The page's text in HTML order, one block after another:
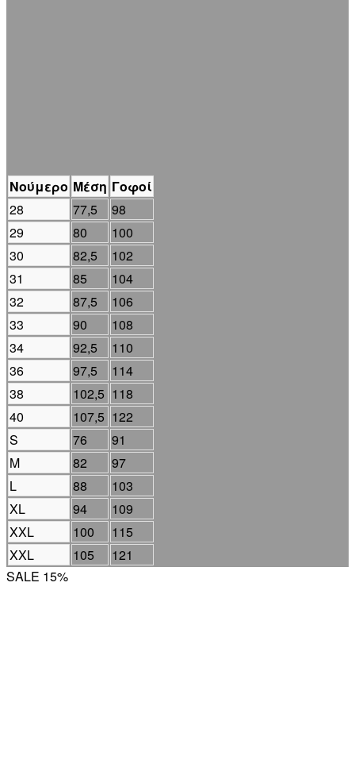
Νούμερο Μέση Γοφοί
28
77,5
98
29
80
100
30
82,5
102
31
85
104
32
87,5
106
33
90
108
34
92,5
110
36
97,5
114
38
102,5 118
40
107,5 122
S
76
91
M
82
97
L
88
103
XL
94
109
XXL
100
115
XXL
105
121
SALE 15%